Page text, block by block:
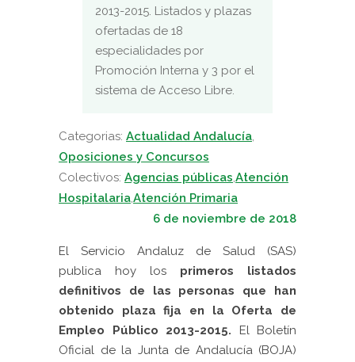
2013-2015. Listados y plazas
ofertadas de 18
especialidades por
Promoción Interna y 3 por el
sistema de Acceso Libre.
Categorias: Actualidad Andalucía,
Oposiciones y Concursos
Colectivos: Agencias públicas,Atención
Hospitalaria,Atención Primaria
6 de noviembre de 2018
El Servicio Andaluz de Salud (SAS)
publica hoy los primeros listados
definitivos de las personas que han
obtenido plaza fija en la Oferta de
Empleo Público 2013-2015. El Boletín
Oficial de la Junta de Andalucía (BOJA)